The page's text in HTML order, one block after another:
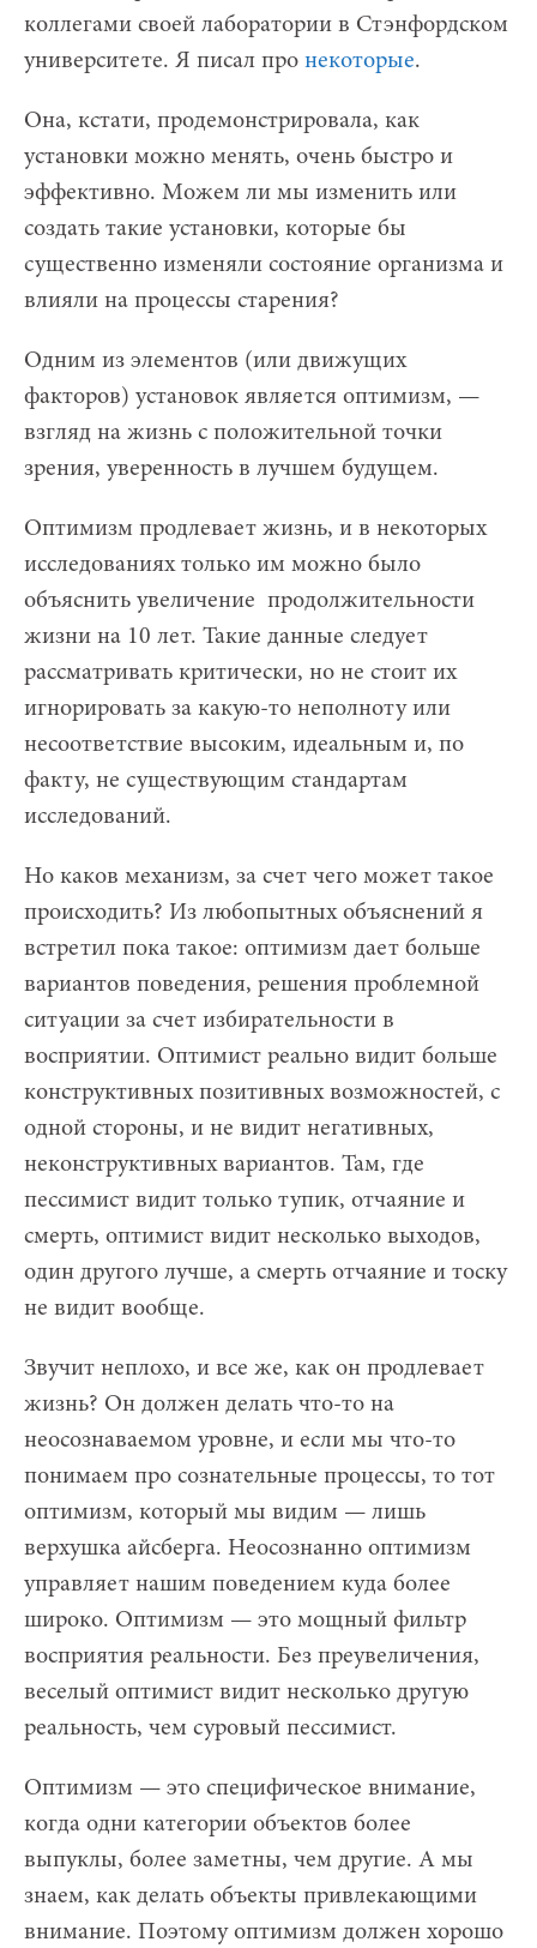
коллегами своей лаборатории в Стэнфордском
университете. Я писал про некоторые.
Она, кстати, продемонстрировала, как
установки можно менять, очень быстро и
эффективно. Можем ли мы изменить или
создать такие установки, которые бы
существенно изменяли состояние организма и
влияли на процессы старения?
Одним из элементов (или движущих
факторов) установок является оптимизм, —
взгляд на жизнь с положительной точки
зрения, уверенность в лучшем будущем.
Оптимизм продлевает жизнь, и в некоторых
исследованиях только им можно было
объяснить увеличение продолжительности
жизни на 10 лет. Такие данные следует
рассматривать критически, но не стоит их
игнорировать за какую-то неполноту или
несоответствие высоким, идеальным и, по
факту, не существующим стандартам
исследований.
Но каков механизм, за счет чего может такое
происходить? Из любопытных объяснений я
встретил пока такое: оптимизм дает больше
вариантов поведения, решения проблемной
ситуации за счет избирательности в
восприятии. Оптимист реально видит больше
конструктивных позитивных возможностей, с
одной стороны, и не видит негативных,
неконструктивных вариантов. Там, где
пессимист видит только тупик, отчаяние и
смерть, оптимист видит несколько выходов,
один другого лучше, а смерть отчаяние и тоску
не видит вообще.
Звучит неплохо, и все же, как он продлевает
жизнь? Он должен делать что-то на
неосознаваемом уровне, и если мы что-то
понимаем про сознательные процессы, то тот
оптимизм, который мы видим — лишь
верхушка айсберга. Неосознанно оптимизм
управляет нашим поведением куда более
широко. Оптимизм — это мощный фильтр
восприятия реальности. Без преувеличения,
веселый оптимист видит несколько другую
реальность, чем суровый пессимист.
Оптимизм — это специфическое внимание,
когда одни категории объектов более
выпуклы, более заметны, чем другие. А мы
знаем, как делать объекты привлекающими
внимание. Поэтому оптимизм должен хорошо